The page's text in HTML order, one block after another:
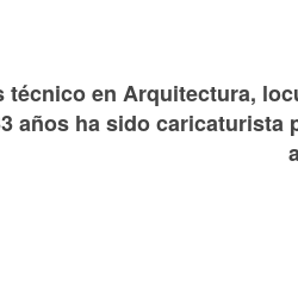
técnico en Arquitectura,
años ha sido